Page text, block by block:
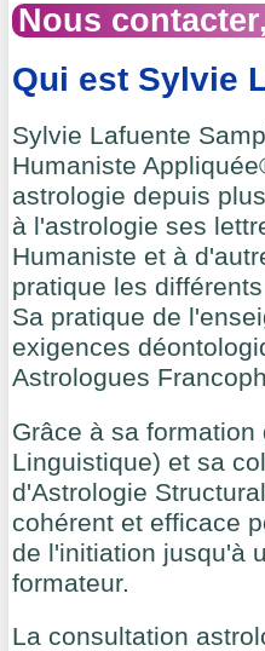
Nous
Qui est Sylvie
Sylvie Lafuente
Humaniste
astrologie depuis
à l'astrologie ses
Humaniste et à
pratique les
Sa pratique de
exigences
Astrologues
Grâce à sa formation
Linguistique) et sa
d'Astrologie
cohérent et efficace
de l'initiation jusqu'à
formateur.
La consultation